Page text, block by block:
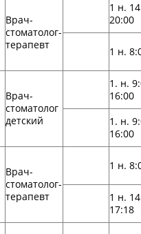
Врач-
стоматолог-
терапевт
1 н.
20:00
1 н.
Врач-
стоматолог
детский
1. н.
16:00
1. н.
16:00
Врач-
стоматолог-
терапевт
1 н.
1 н.
17:18